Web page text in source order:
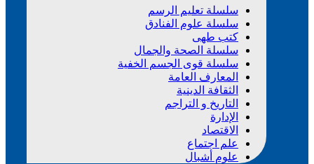
سلسلة تعليم الرسم
سلسلة علوم الفنادق
كتب طهى
سلسلة الصحة والجمال
سلسلة قوى الجسم الخفية
المعارف العامة
الثقافة الدينية
التاريخ و التراجم
الإدارة
الاقتصاد
علم اجتماع
علوم أشبال